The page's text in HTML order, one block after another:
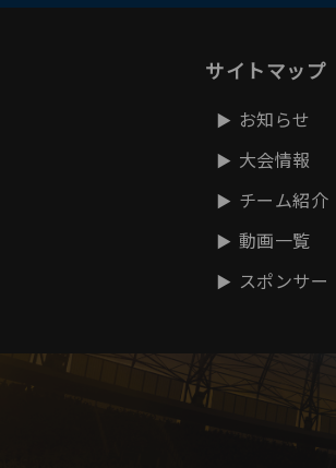
サイトマップ
お知らせ
大会情報
チーム紹介
動画一覧
スポンサー